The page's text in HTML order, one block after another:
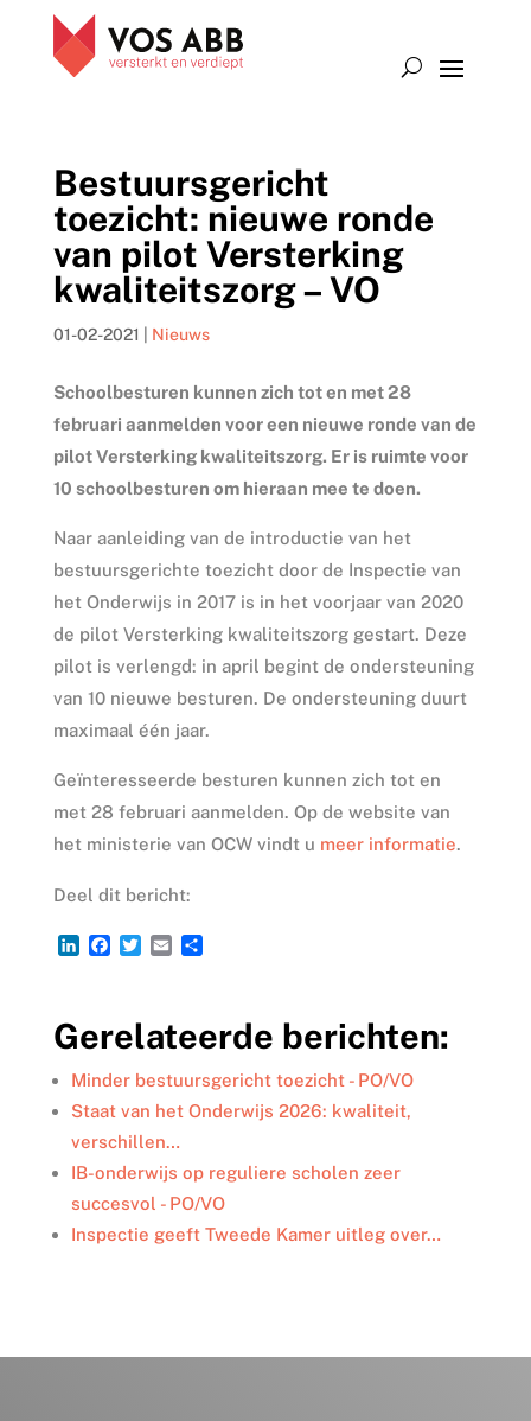
Bestuursgericht
toezicht: nieuwe ronde
van pilot Versterking
kwaliteitszorg – VO
01-02-2021 Nieuws
Schoolbesturen kunnen zich tot en met 28
februari aanmelden voor een nieuwe ronde van de
pilot Versterking kwaliteitszorg. Er is ruimte voor
10 schoolbesturen om hieraan mee te doen.
Naar aanleiding van de introductie van het
bestuursgerichte toezicht door de Inspectie van
het Onderwijs in 2017 is in het voorjaar van 2020
de pilot Versterking kwaliteitszorg gestart. Deze
pilot is verlengd: in april begint de ondersteuning
van 10 nieuwe besturen. De ondersteuning duurt
maximaal één jaar.
Geïnteresseerde besturen kunnen zich tot en
met 28 februari aanmelden. Op de website van
het ministerie van OCW vindt u meer informatie.
Deel dit bericht:
L
e
d
I
n
F
b
o
o
k
T
t
e
r
E
l
D
n
Gerelateerde berichten:
Minder bestuursgericht toezicht - PO/VO
Staat van het Onderwijs 2026: kwaliteit,
verschillen…
IB-onderwijs op reguliere scholen zeer
succesvol - PO/VO
Inspectie geeft Tweede Kamer uitleg over…